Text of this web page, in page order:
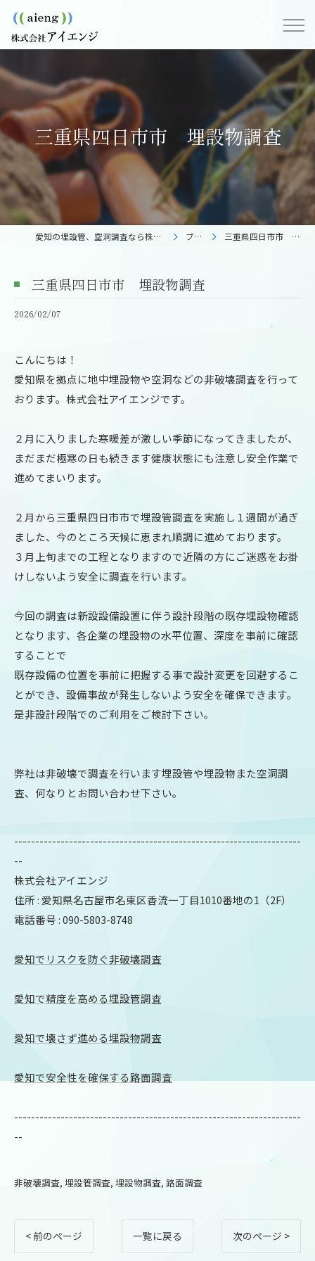
三重県四日市市 埋設物調査
愛知の埋設管、空洞調査なら株式会社アイエンジ ブログ 三重県四日市市 埋設物調査
三重県四日市市 埋設物調査
2026/02/07
こんにちは！
愛知県を拠点に地中埋設物や空洞などの非破壊調査を行って
おります。株式会社アイエンジです。
２月に入りました寒暖差が激しい季節になってきましたが、
まだまだ極寒の日も続きます健康状態にも注意し安全作業で
進めてまいります。
２月から三重県四日市市で埋設管調査を実施し１週間が過ぎ
ました、今のところ天候に恵まれ順調に進めております。
３月上旬までの工程となりますので近隣の方にご迷惑をお掛
けしないよう安全に調査を行います。
今回の調査は新設設備設置に伴う設計段階の既存埋設物確認
となります、各企業の埋設物の水平位置、深度を事前に確認
することで
既存設備の位置を事前に把握する事で設計変更を回避するこ
とができ、設備事故が発生しないよう安全を確保できます。
是非設計段階でのご利用をご検討下さい。
弊社は非破壊で調査を行います埋設管や埋設物また空洞調
査、何なりとお問い合わせ下さい。
--------------------------------------------------------------------
--
株式会社アイエンジ
住所 : 愛知県名古屋市名東区香流一丁目1010番地の1（2F）
電話番号 : 090-5803-8748
愛知でリスクを防ぐ非破壊調査
愛知で精度を高める埋設管調査
愛知で壊さず進める埋設物調査
愛知で安全性を確保する路面調査
--------------------------------------------------------------------
--
非破壊調査 埋設管調査 埋設物調査 路面調査
< 前のページ 一覧に戻る 次のページ >